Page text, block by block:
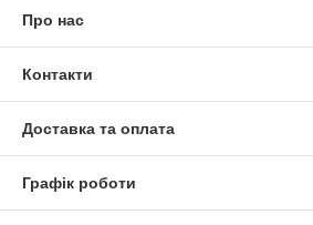
Про нас
Контакти
Доставка та оплата
Графік роботи